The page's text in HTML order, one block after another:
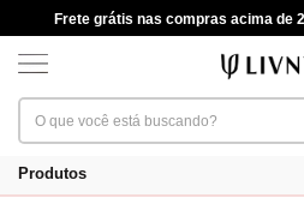
Frete grátis nas compras acima de
Produtos